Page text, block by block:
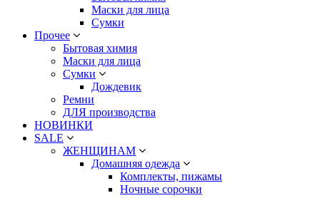
Маски для лица
Сумки
Прочее
Бытовая химия
Маски для лица
Сумки
Дождевик
Ремни
ДЛЯ производства
НОВИНКИ
SALE
ЖЕНЩИНАМ
Домашняя одежда
Комплекты, пижамы
Ночные сорочки